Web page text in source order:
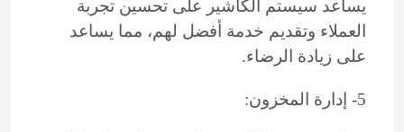
يساعد سيستم الكاشير على تحسين تجربة
العملاء وتقديم خدمة أفضل لهم، مما يساعد
على زيادة الرضاء.
5- إدارة المخزون: